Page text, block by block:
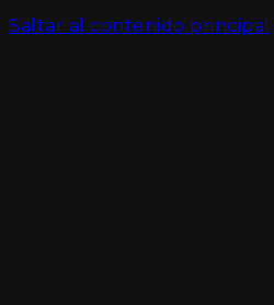
Saltar al contenido principal